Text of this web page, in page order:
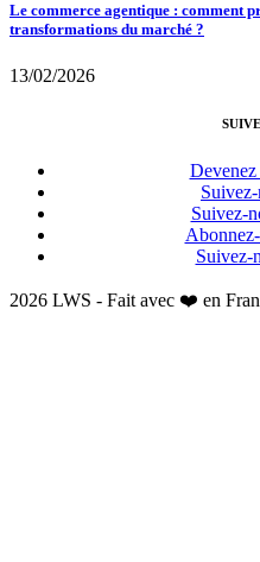
Le commerce agentique : comment
transformations du marché ?
13/02/2026
Suivez-
Suivez-
2026 LWS - Fait avec ❤️ en